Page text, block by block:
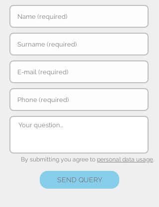
By submitting you agree to personal data usage.
SEND QUERY